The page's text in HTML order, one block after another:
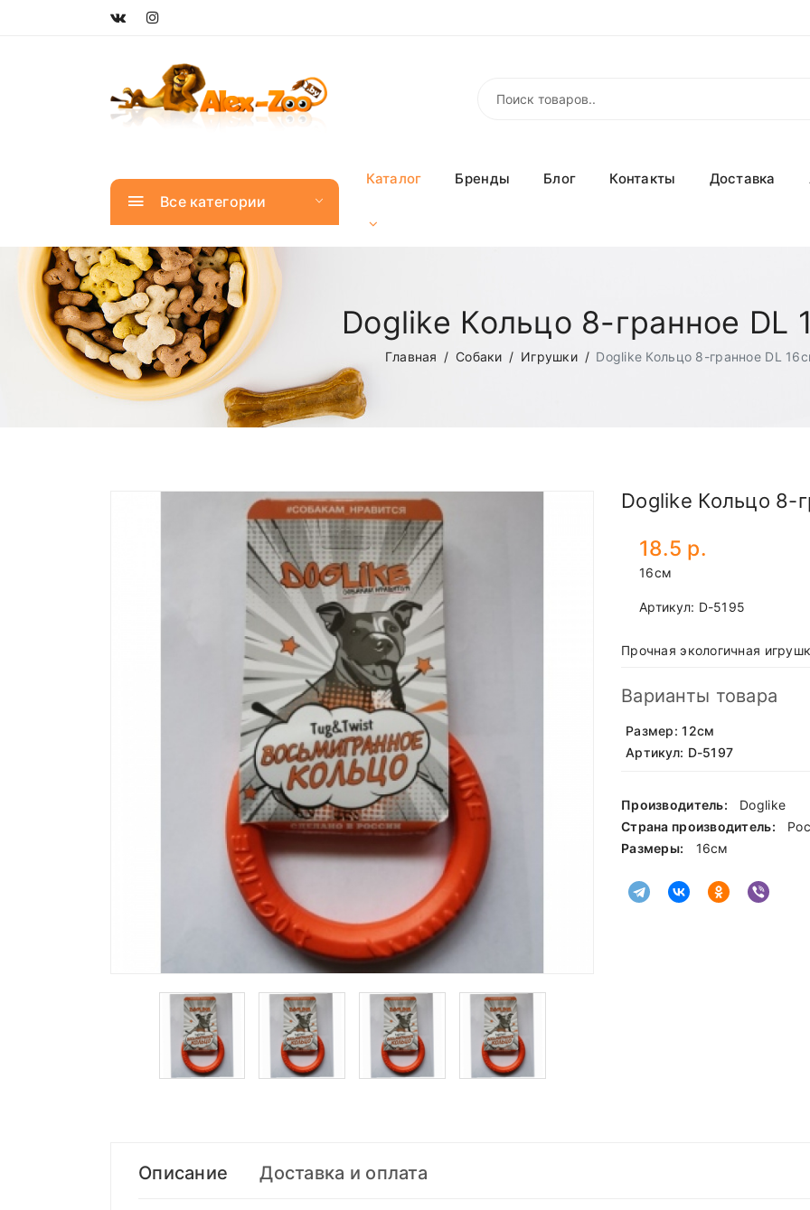
Все категории
Каталог Бренды Блог Контакты Доставка
Doglike Кольцо 8-гранное DL
Главная Собаки Игрушки Doglike Кольцо 8-гранное DL
Doglike Кольцо 8-
18.5 р.
16см
Артикул: D-5195
Прочная экологичная
Варианты товара
Размер: 12см
Артикул: D-5197
Производитель:
Doglike
Страна производитель:
Размеры:
16см
Описание Доставка и оплата